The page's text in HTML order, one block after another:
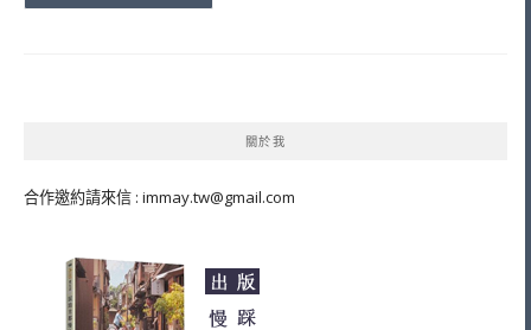
關於我
合作邀約請來信 : immay.tw@gmail.com